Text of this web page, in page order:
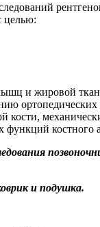
целью:
и жировой
ортопедических
кости,
костного
и подушка.